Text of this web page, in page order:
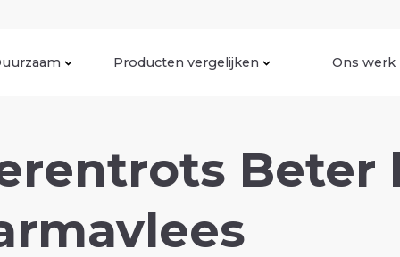
Producten vergelijken Ons werk
Beter